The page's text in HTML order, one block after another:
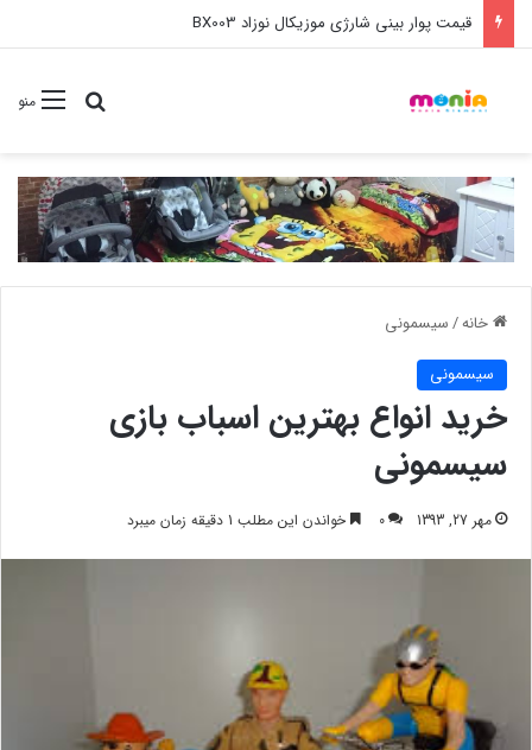
خرید عمده ست مانیکور نوزاد خارجی
منوجستجو
خانه/سیسمونی
سیسمونی
خرید انواع بهترین اسباب بازی
سیسمونی
مهر 27, 1393 0 خواندن این مطلب 1 دقیقه زمان میبرد